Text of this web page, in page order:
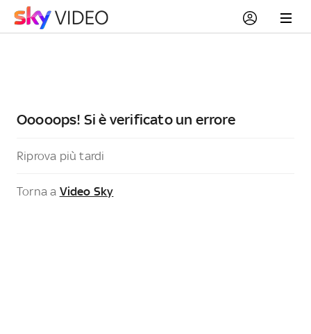
Ooooops! Si è verificato un errore
Riprova più tardi
Torna a Video Sky